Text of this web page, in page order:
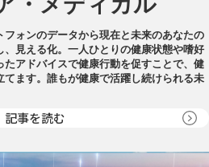
ォンのデータから現在と未来のあなたの
見える化。一人ひとりの健康状態や嗜好
アドバイスで健康行動を促すことで、健
ます。誰もが健康で活躍し続けられる未
記事を読む